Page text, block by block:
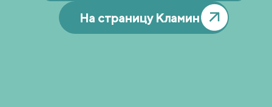
На страницу Кламин